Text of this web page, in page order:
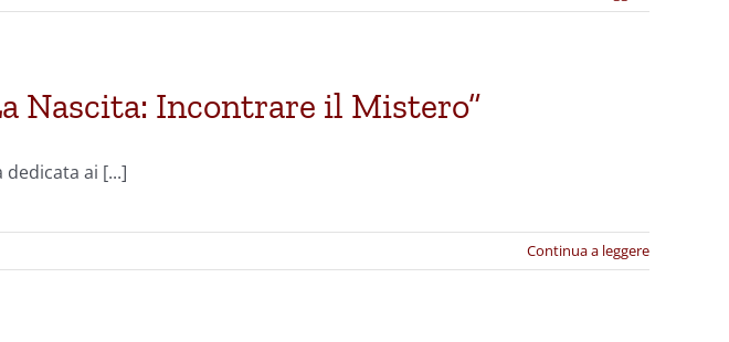
Nascita: Incontrare il Mistero”
ai [...]
Continua a leggere